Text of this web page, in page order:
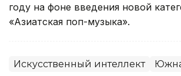
году на фоне введения новой
«Азиатская поп-музыка».
Искусственный интеллект